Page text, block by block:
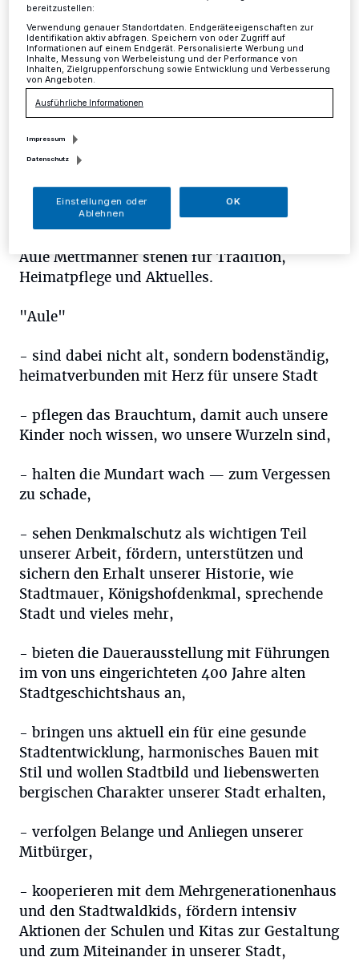
Brauchtum
Bürger- und Heimatvereinigung Aule Mettmanner
e.V.
Gründungsdatum:03.03.1952
Das bieten wir:
Aule Mettmanner stehen für Tradition,
Heimatpflege und Aktuelles.
"Aule"
- sind dabei nicht alt, sondern bodenständig,
heimatverbunden mit Herz für unsere Stadt
- pflegen das Brauchtum, damit auch unsere
Kinder noch wissen, wo unsere Wurzeln sind,
- halten die Mundart wach — zum Vergessen
zu schade,
- sehen Denkmalschutz als wichtigen Teil
unserer Arbeit, fördern, unterstützen und
sichern den Erhalt unserer Historie, wie
Stadtmauer, Königshofdenkmal, sprechende
Stadt und vieles mehr,
- bieten die Dauerausstellung mit Führungen
im von uns eingerichteten 400 Jahre alten
Stadtgeschichtshaus an,
- bringen uns aktuell ein für eine gesunde
Stadtentwicklung, harmonisches Bauen mit
Stil und wollen Stadtbild und liebenswerten
bergischen Charakter unserer Stadt erhalten,
- verfolgen Belange und Anliegen unserer
Mitbürger,
- kooperieren mit dem Mehrgenerationenhaus
und den Stadtwaldkids, fördern intensiv
Aktionen der Schulen und Kitas zur Gestaltung
und zum Miteinander in unserer Stadt,
bereitzustellen:
Verwendung genauer Standortdaten. Endgeräteeigenschaften zur
Identifikation aktiv abfragen. Speichern von oder Zugriff auf
Informationen auf einem Endgerät. Personalisierte Werbung und
Inhalte, Messung von Werbeleistung und der Performance von
Inhalten, Zielgruppenforschung sowie Entwicklung und Verbesserung
von Angeboten.
Ausführliche Informationen
Impressum
Datenschutz
Einstellungen oder
Ablehnen
OK